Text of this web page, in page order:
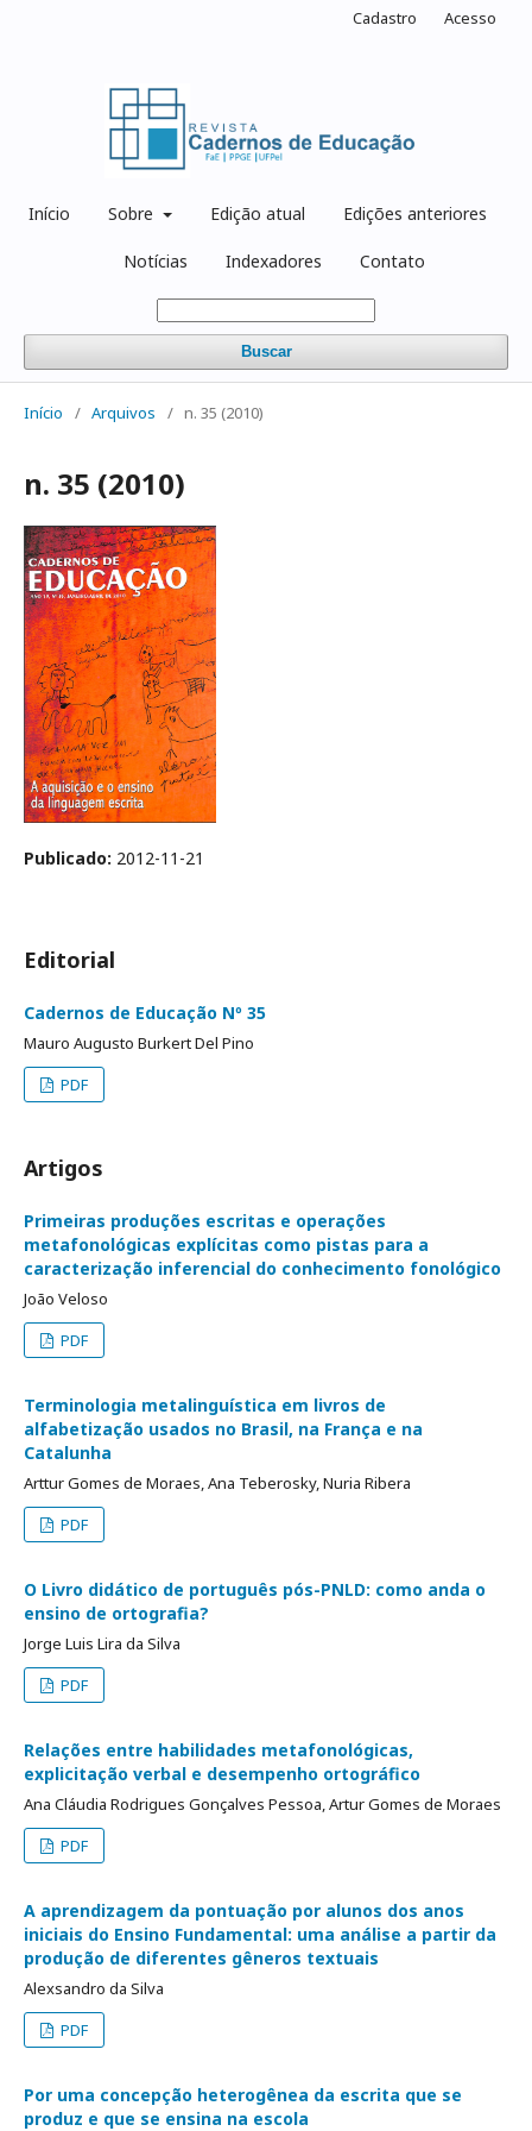
Início Sobre Edição atual Edições anteriores
Notícias Indexadores Contato
Buscar
Cadastro Acesso
Início / Arquivos / n. 35 (2010)
n. 35 (2010)
Publicado: 2012-11-21
Editorial
Cadernos de Educação Nº 35
Mauro Augusto Burkert Del Pino
PDF
Artigos
Primeiras produções escritas e operações
metafonológicas explícitas como pistas para a
caracterização inferencial do conhecimento fonológico
João Veloso
PDF
Terminologia metalinguística em livros de
alfabetização usados no Brasil, na França e na
Catalunha
Arttur Gomes de Moraes, Ana Teberosky, Nuria Ribera
PDF
O Livro didático de português pós-PNLD: como anda o
ensino de ortografia?
Jorge Luis Lira da Silva
PDF
Relações entre habilidades metafonológicas,
explicitação verbal e desempenho ortográfico
Ana Cláudia Rodrigues Gonçalves Pessoa, Artur Gomes de Moraes
PDF
A aprendizagem da pontuação por alunos dos anos
iniciais do Ensino Fundamental: uma análise a partir da
produção de diferentes gêneros textuais
Alexsandro da Silva
PDF
Por uma concepção heterogênea da escrita que se
produz e que se ensina na escola